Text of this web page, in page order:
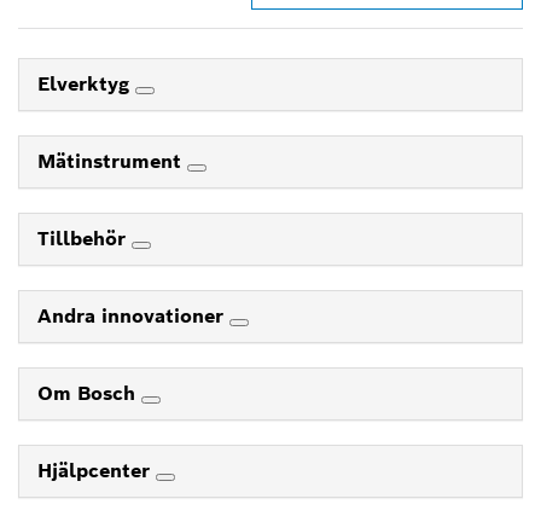
Elverktyg
Mätinstrument
Tillbehör
Andra innovationer
Om Bosch
Hjälpcenter